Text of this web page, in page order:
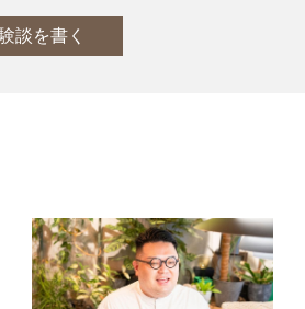
談を書く